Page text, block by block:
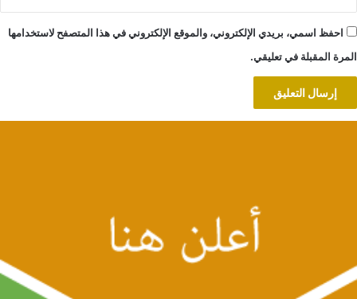
احفظ اسمي، بريدي الإلكتروني، والموقع الإلكتروني في هذا المتصفح لاستخدامها
المرة المقبلة في تعليقي.